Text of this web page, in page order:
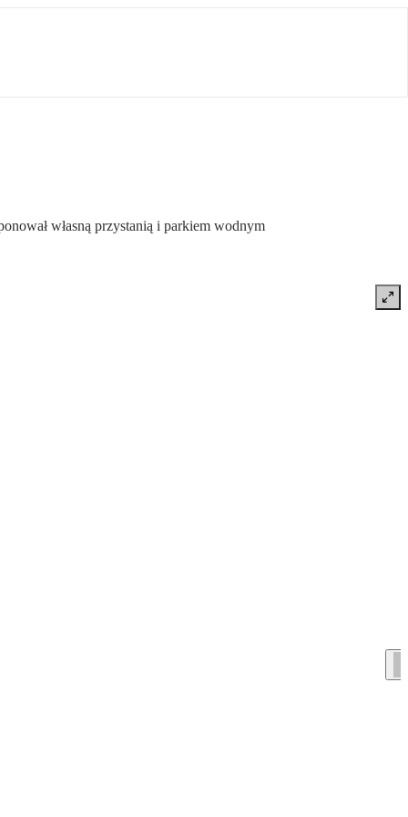
własną przystanią i parkiem wodnym